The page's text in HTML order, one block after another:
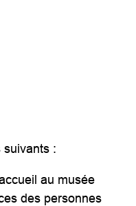
suivants :
au musée
des personnes